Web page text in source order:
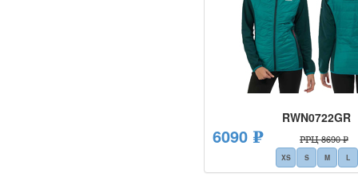
RWN0722GR
6090 ₽ РРЦ 8690 ₽
XS S M L